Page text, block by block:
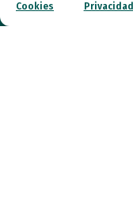
Cookies
Privacidad